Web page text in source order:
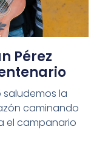
Pérez
saludemos la
caminando
el campanario